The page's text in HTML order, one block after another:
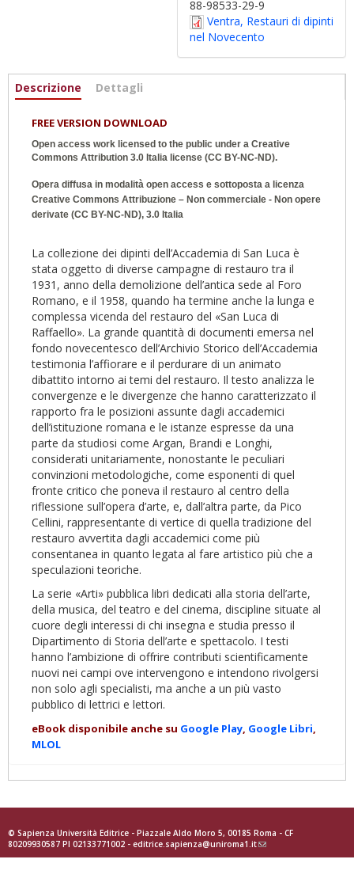
88-98533-29-9
Ventra, Restauri di dipinti
nel Novecento
Informazioni
Descrizione (active
Dettagli
FREE VERSION DOWNLOAD
Open access work licensed to the public under a Creative
Commons Attribution 3.0 Italia license (CC BY-NC-ND).
Opera diffusa in modalità open access e sottoposta a licenza
Creative Commons Attribuzione – Non commerciale - Non opere
derivate (CC BY-NC-ND), 3.0 Italia
La collezione dei dipinti dell’Accademia di San Luca è
stata oggetto di diverse campagne di restauro tra il
1931, anno della demolizione dell’antica sede al Foro
Romano, e il 1958, quando ha termine anche la lunga e
complessa vicenda del restauro del «San Luca di
Raffaello». La grande quantità di documenti emersa nel
fondo novecentesco dell’Archivio Storico dell’Accademia
testimonia l’affiorare e il perdurare di un animato
dibattito intorno ai temi del restauro. Il testo analizza le
convergenze e le divergenze che hanno caratterizzato il
rapporto fra le posizioni assunte dagli accademici
dell’istituzione romana e le istanze espresse da una
parte da studiosi come Argan, Brandi e Longhi,
considerati unitariamente, nonostante le peculiari
convinzioni metodologiche, come esponenti di quel
fronte critico che poneva il restauro al centro della
riflessione sull’opera d’arte, e, dall’altra parte, da Pico
Cellini, rappresentante di vertice di quella tradizione del
restauro avvertita dagli accademici come più
consentanea in quanto legata al fare artistico più che a
speculazioni teoriche.
La serie «Arti» pubblica libri dedicati alla storia dell’arte,
della musica, del teatro e del cinema, discipline situate al
cuore degli interessi di chi insegna e studia presso il
Dipartimento di Storia dell’arte e spettacolo. I testi
hanno l’ambizione di offrire contributi scientificamente
nuovi nei campi ove intervengono e intendono rivolgersi
non solo agli specialisti, ma anche a un più vasto
pubblico di lettrici e lettori.
eBook disponibile anche su Google Play, Google Libri,
MLOL
© Sapienza Università Editrice - Piazzale Aldo Moro 5, 00185 Roma - CF
80209930587 PI 02133771002 - editrice.sapienza@uniroma1.it(link
sends